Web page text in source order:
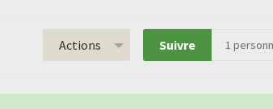
Actions Suivre 1